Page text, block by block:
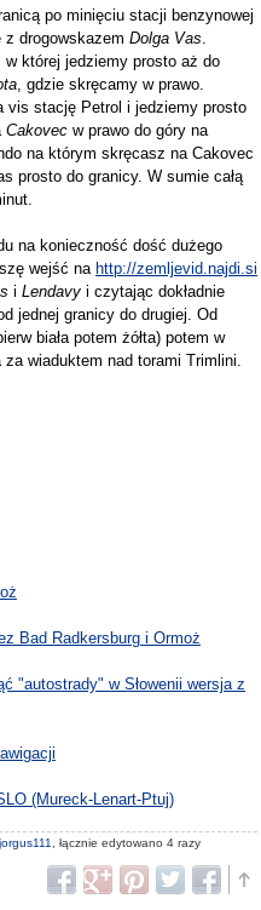
po minięciu stacji benzynowej
drogowskazem Dolga Vas.
której jedziemy prosto aż do
, gdzie skręcamy w prawo.
vis stację Petrol i jedziemy prosto
Cakovec w prawo do góry na
na którym skręcasz na Cakovec
prosto do granicy. W sumie całą
na konieczność dość dużego
wejść na http://zemljevid.najdi.si
i Lendavy i czytając dokładnie
jednej granicy do drugiej. Od
biała potem żółta) potem w
wiaduktem nad torami Trimlini.
Bad Radkersburg i Ormoż
"autostrady" w Słowenii wersja z
(Mureck-Lenart-Ptuj)
jorgus111 , łącznie edytowano 4 razy